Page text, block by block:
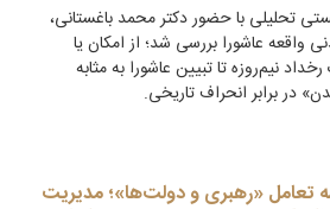
تحلیلی با حضور دکتر محمد باغستانی،
واقعه عاشورا بررسی شد؛ از امکان یا
نیم‌روزه تا تبیین عاشورا به مثابه
در برابر انحراف تاریخی.
تعامل «رهبری و دولت‌ها»؛ مدیریت